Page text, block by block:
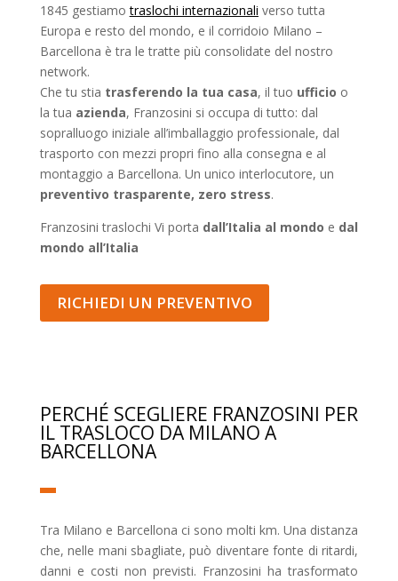
1845 gestiamotraslochi internazionali verso tutta
Europa e resto del mondo, e il corridoio Milano –
Barcellona è tra le tratte più consolidate del nostro
network.
Che tu stia trasferendo la tua casa, il tuo ufficio o
la tua azienda, Franzosini si occupa di tutto: dal
sopralluogo iniziale all’imballaggio professionale, dal
trasporto con mezzi propri fino alla consegna e al
montaggio a Barcellona. Un unico interlocutore, un
preventivo trasparente, zero stress.
Franzosini traslochi Vi porta dall’Italia al mondo e dal
mondo all’Italia
RICHIEDI UN PREVENTIVO
PERCHÉ SCEGLIERE FRANZOSINI PER
IL TRASLOCO DA MILANO A
BARCELLONA
Tra Milano e Barcellona ci sono molti km. Una distanza
che, nelle mani sbagliate, può diventare fonte di ritardi,
danni e costi non previsti. Franzosini ha trasformato